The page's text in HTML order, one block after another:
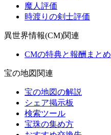
魔人評価
時渡りの剣士評価
異世界情報(CM)関連
CMの特典と報酬まとめ
宝の地図関連
宝の地図の解説
シェア掲示板
検索ツール
宝珠の集め方